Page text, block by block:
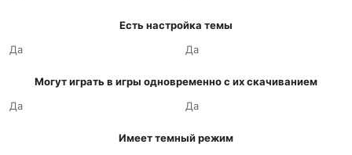
Есть настройка темы
Да
Да
Могут играть в игры одновременно с их скачиванием
Да
Да
Имеет темный режим